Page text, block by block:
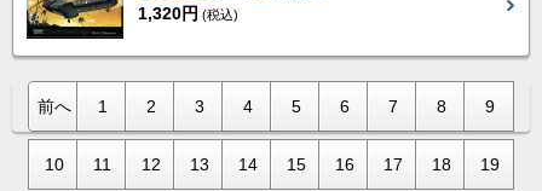
1,320円 (税込)
前へ 1 2 3 4 5 6 7 8 9
10 11 12 13 14 15 16 17 18 19